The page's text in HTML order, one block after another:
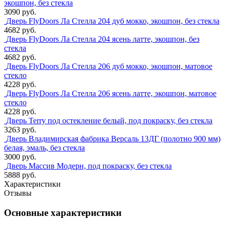
экошпон, без стекла
3090 руб.
Дверь FlyDoors Ла Стелла 204 дуб мокко, экошпон, без стекла
4682 руб.
Дверь FlyDoors Ла Стелла 204 ясень латте, экошпон, без
стекла
4682 руб.
Дверь FlyDoors Ла Стелла 206 дуб мокко, экошпон, матовое
стекло
4228 руб.
Дверь FlyDoors Ла Стелла 206 ясень латте, экошпон, матовое
стекло
4228 руб.
Дверь Terry под остекление белый, под покраску, без стекла
3263 руб.
Дверь Владимирская фабрика Версаль 13ДГ (полотно 900 мм)
белая, эмаль, без стекла
3000 руб.
Дверь Массив Модерн, под покраску, без стекла
5888 руб.
Характеристики
Отзывы
Основные характеристики